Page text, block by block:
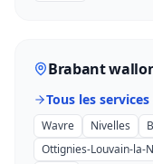
Brabant
Tous les
Wavre Nivelles
Ottignies-Louvain-la-